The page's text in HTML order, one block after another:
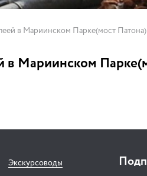
в Мариинском Парке(мост Патона)
в Мариинском
Экскурсоводы